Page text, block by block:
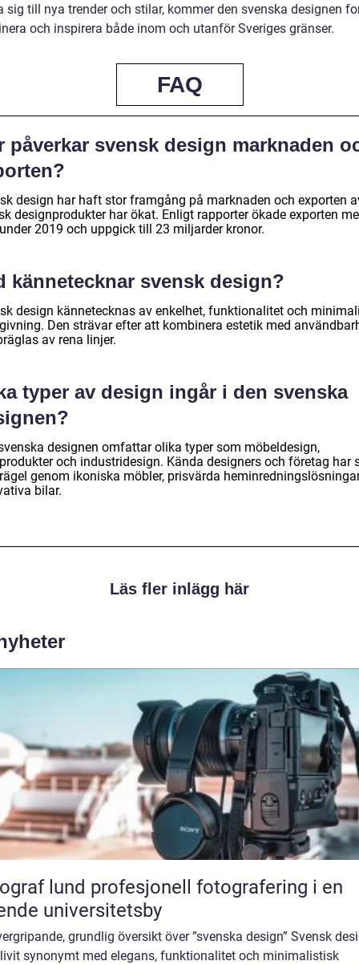
sig till nya trender och stilar, kommer den svenska designen
och inspirera både inom och utanför Sveriges gränser.
FAQ
påverkar svensk design marknaden
design har haft stor framgång på marknaden och exporten
designprodukter har ökat. Enligt rapporter ökade exporten
2019 och uppgick till 23 miljarder kronor.
kännetecknar svensk design?
design kännetecknas av enkelhet, funktionalitet och
Den strävar efter att kombinera estetik med
av rena linjer.
typer av design ingår i den svenska
designen omfattar olika typer som möbeldesign,
och industridesign. Kända designers och företag har
genom ikoniska möbler, prisvärda
bilar.
Läs fler inlägg här
profesjonell fotografering i en
universitetsby
grundlig översikt över ”svenska design” Svensk
synonymt med elegans, funktionalitet och minimalistisk